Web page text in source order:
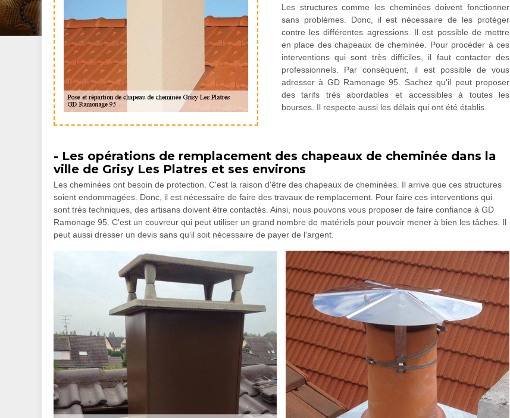
Les structures comme les cheminées doivent fonctionner
sans problèmes. Donc, il est nécessaire de les protéger
contre les différentes agressions. Il est possible de mettre
en place des chapeaux de cheminée. Pour procéder à ces
interventions qui sont très difficiles, il faut contacter des
professionnels. Par conséquent, il est possible de vous
adresser à GD Ramonage 95. Sachez qu'il peut proposer
des tarifs très abordables et accessibles à toutes les
bourses. Il respecte aussi les délais qui ont été établis.
- Les opérations de remplacement des chapeaux de cheminée dans la
ville de Grisy Les Platres et ses environs
Les cheminées ont besoin de protection. C'est la raison d'être des chapeaux de cheminées. Il arrive que ces structures
soient endommagées. Donc, il est nécessaire de faire des travaux de remplacement. Pour faire ces interventions qui
sont très techniques, des artisans doivent être contactés. Ainsi, nous pouvons vous proposer de faire confiance à GD
Ramonage 95. C'est un couvreur qui peut utiliser un grand nombre de matériels pour pouvoir mener à bien les tâches. Il
peut aussi dresser un devis sans qu'il soit nécessaire de payer de l'argent.